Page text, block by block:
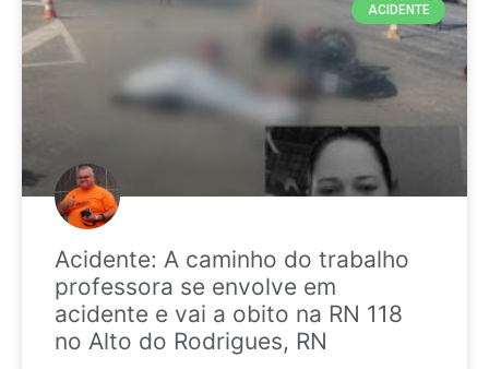
ACIDENTE
Acidente: A caminho do trabalho
professora se envolve em
acidente e vai a obito na RN 118
no Alto do Rodrigues, RN